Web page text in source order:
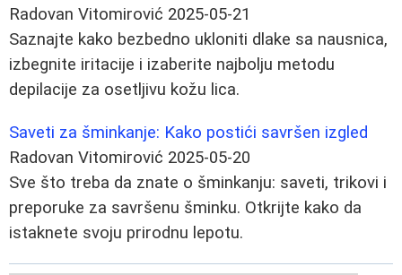
Radovan Vitomirović 2025-05-21
Saznajte kako bezbedno ukloniti dlake sa nausnica,
izbegnite iritacije i izaberite najbolju metodu
depilacije za osetljivu kožu lica.
Saveti za šminkanje: Kako postići savršen izgled
Radovan Vitomirović 2025-05-20
Sve što treba da znate o šminkanju: saveti, trikovi i
preporuke za savršenu šminku. Otkrijte kako da
istaknete svoju prirodnu lepotu.